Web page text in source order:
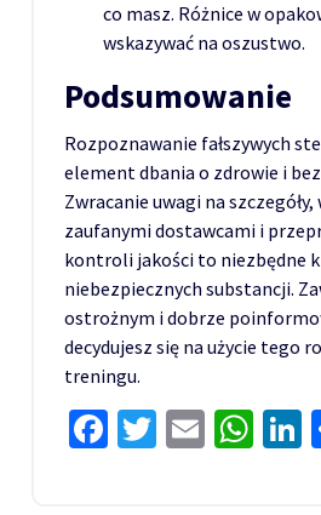
co masz. Różnice w
wskazywać na oszustwo.
Podsumowanie
Rozpoznawanie fałszywych
element dbania o zdrowie i
Zwracanie uwagi na szczegóły,
zaufanymi dostawcami i
kontroli jakości to niezbędne
niebezpiecznych substancji.
ostrożnym i dobrze
decydujesz się na użycie tego
treningu.
Facebook
Twitter
Email